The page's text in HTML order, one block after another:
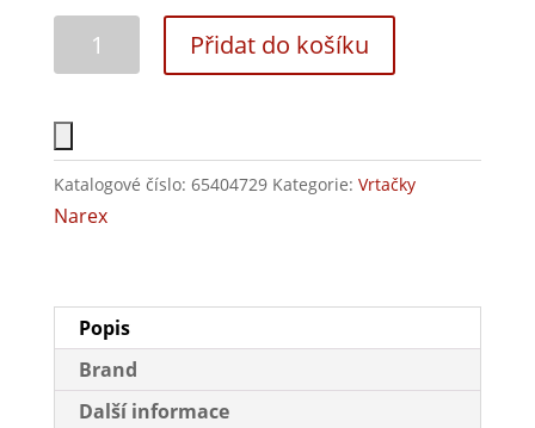
Přidat do košíku
Katalogové číslo: 65404729 Kategorie: Vrtačky
Narex
Popis
Brand
Další informace